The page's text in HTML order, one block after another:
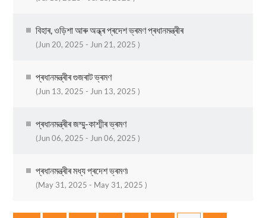
বিহাৰ, ওড়িশা আৰু অন্ধ্ৰ প্ৰদেশ ভ্ৰমণ প্ৰধানমন্ত্ৰীৰ
(Jun 20, 2025 - Jun 21, 2025 )
প্ৰধানমন্ত্ৰীৰ গুজৰাট ভ্ৰমণ
(Jun 13, 2025 - Jun 13, 2025 )
প্ৰধানমন্ত্ৰীৰ জম্মু-কাশ্মীৰ ভ্ৰমণ
(Jun 06, 2025 - Jun 06, 2025 )
প্ৰধানমন্ত্ৰীৰ মধ্য প্ৰদেশ ভ্ৰমণ৷
(May 31, 2025 - May 31, 2025 )